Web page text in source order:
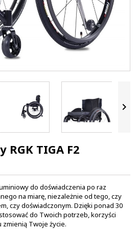

TIGA F2
do doświadczenia po raz
na miarę, niezależnie od tego, czy
czy doświadczonym. Dzięki ponad 30
do Twoich potrzeb, korzyści
Twoje życie.